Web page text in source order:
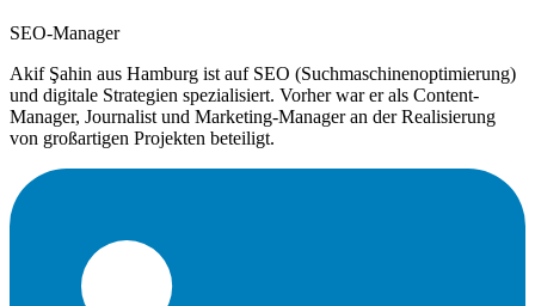
SEO-Manager
Akif Şahin aus Hamburg ist auf SEO (Suchmaschinenoptimierung)
und digitale Strategien spezialisiert. Vorher war er als Content-
Manager, Journalist und Marketing-Manager an der Realisierung
von großartigen Projekten beteiligt.